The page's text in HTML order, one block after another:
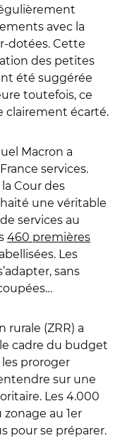
avec la
dotées. Cette
des petites
été suggérée
toutefois, ce
clairement écarté.
Macron a
services.
Cour des
une véritable
services au
460 premières
Les
sans
rurale (ZRR) a
cadre du budget
proroger
sur une
Les 4.000
au 1er
pour se préparer.